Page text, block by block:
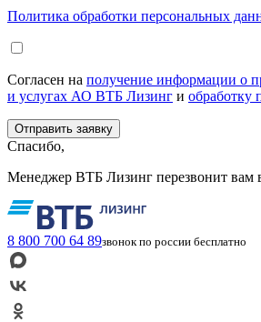
Политика обработки персональных
Согласен на получение информации о
и услугах АО ВТБ Лизинг и обработку
Спасибо,
Менеджер ВТБ Лизинг перезвонит вам
8 800 700 64 89звонок по россии бесплатно